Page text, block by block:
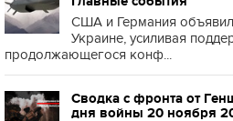
США и Германия
Украине, усиливая
продолжающегося конф...
Сводка с фронта от
дня войны 20 ноября